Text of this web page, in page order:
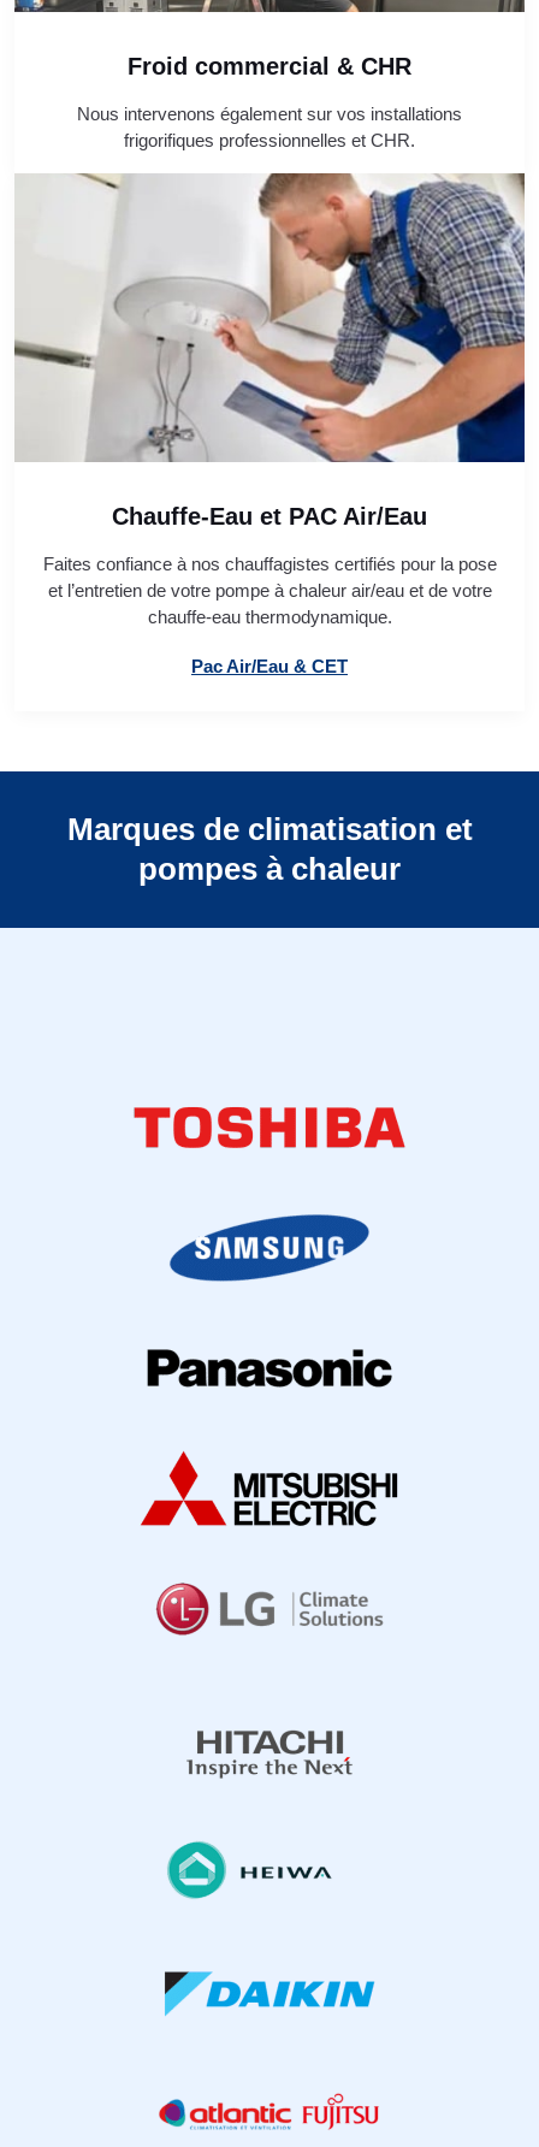
Froid commercial & CHR
Nous intervenons également sur vos installations
frigorifiques professionnelles et CHR.
Chauffe-Eau et PAC Air/Eau
Faites confiance à nos chauffagistes certifiés pour la pose
et l’entretien de votre pompe à chaleur air/eau et de votre
chauffe-eau thermodynamique.
Pac Air/Eau & CET
Marques de climatisation et
pompes à chaleur